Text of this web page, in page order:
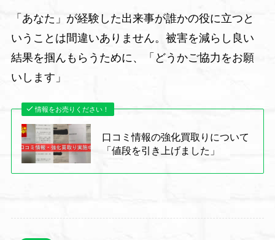
「あなた」が経験した出来事が誰かの役に立つと
いうことは間違いありません。被害を減らし良い
結果を掴んもらうために、「どうかご協力をお願
いします」
情報をお売りください！
口コミ情報の強化買取りについて
「値段を引き上げました」